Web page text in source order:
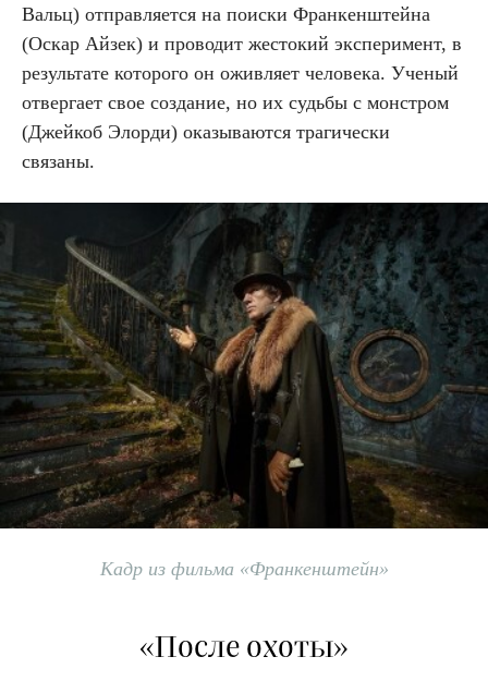
Вальц) отправляется на поиски Франкенштейна
(Оскар Айзек) и проводит жестокий эксперимент, в
результате которого он оживляет человека. Ученый
отвергает свое создание, но их судьбы с монстром
(Джейкоб Элорди) оказываются трагически
связаны.
Кадр из фильма «Франкенштейн»
«После охоты»